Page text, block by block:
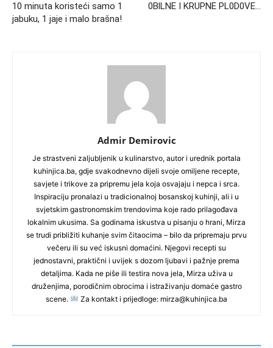
10 minuta koristeći samo 1
jabuku, 1 jaje i malo brašna!
0BlLNE I KRUPNE PL0D0VE…
Admir Demirovic
Je strastveni zaljubljenik u kulinarstvo, autor i urednik portala
kuhinjica.ba, gdje svakodnevno dijeli svoje omiljene recepte,
savjete i trikove za pripremu jela koja osvajaju i nepca i srca.
Inspiraciju pronalazi u tradicionalnoj bosanskoj kuhinji, ali i u
svjetskim gastronomskim trendovima koje rado prilagođava
lokalnim ukusima. Sa godinama iskustva u pisanju o hrani, Mirza
se trudi približiti kuhanje svim čitaocima – bilo da pripremaju prvu
večeru ili su već iskusni domaćini. Njegovi recepti su
jednostavni, praktični i uvijek s dozom ljubavi i pažnje prema
detaljima. Kada ne piše ili testira nova jela, Mirza uživa u
druženjima, porodičnim obrocima i istraživanju domaće gastro
scene.
Za kontakt i prijedloge: mirza@kuhinjica.ba